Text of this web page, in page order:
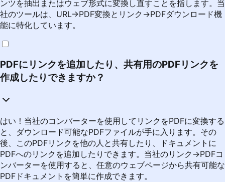
ンツを抽出またはウェブ形式に変換し直すことを指します。当
社のツールは、URL→PDF変換とリンク→PDFダウンロード機
能に特化しています。
PDFにリンクを追加したり、共有用のPDFリンクを
作成したりできますか？
はい！当社のコンバーターを使用してリンクをPDFに変換する
と、ダウンロード可能なPDFファイルが手に入ります。その
後、このPDFリンクを他の人と共有したり、ドキュメントに
PDFへのリンクを追加したりできます。当社のリンク→PDFコ
ンバーターを使用すると、任意のウェブページから共有可能な
PDFドキュメントを簡単に作成できます。